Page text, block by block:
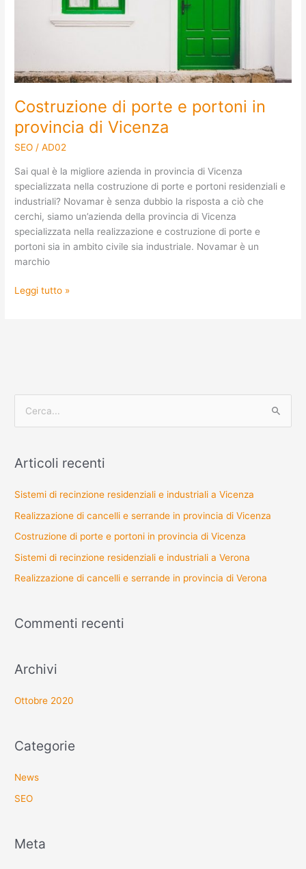
Costruzione di porte e portoni in
provincia di Vicenza
SEO /AD02
Sai qual è la migliore azienda in provincia di Vicenza
specializzata nella costruzione di porte e portoni residenziali e
industriali? Novamar è senza dubbio la risposta a ciò che
cerchi, siamo un’azienda della provincia di Vicenza
specializzata nella realizzazione e costruzione di porte e
portoni sia in ambito civile sia industriale. Novamar è un
marchio
Leggi tutto »
cArticoli recenti
Sistemi di recinzione residenziali e industriali a Vicenza
Realizzazione di cancelli e serrande in provincia di Vicenza
Costruzione di porte e portoni in provincia di Vicenza
Sistemi di recinzione residenziali e industriali a Verona
Realizzazione di cancelli e serrande in provincia di Verona
Commenti recenti
Archivi
Ottobre 2020
Categorie
News
SEO
Meta